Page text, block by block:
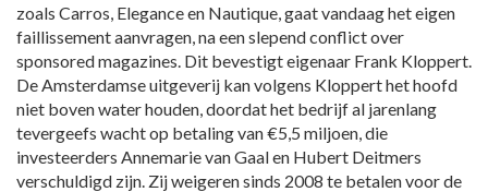
zoals Carros, Elegance en Nautique, gaat vandaag het eigen
faillissement aanvragen, na een slepend conflict over
sponsored magazines. Dit bevestigt eigenaar Frank Kloppert.
De Amsterdamse uitgeverij kan volgens Kloppert het hoofd
niet boven water houden, doordat het bedrijf al jarenlang
tevergeefs wacht op betaling van €5,5 miljoen, die
investeerders Annemarie van Gaal en Hubert Deitmers
verschuldigd zijn. Zij weigeren sinds 2008 te betalen voor de